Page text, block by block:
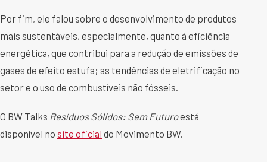
Por fim, ele falou sobre o desenvolvimento de produtos
mais sustentáveis, especialmente, quanto à eficiência
energética, que contribui para a redução de emissões de
gases de efeito estufa; as tendências de eletrificação no
setor e o uso de combustíveis não fósseis.
O BW Talks Resíduos Sólidos: Sem Futuroestá
disponível no site oficial do Movimento BW.